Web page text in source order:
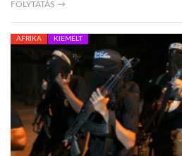
FOLYTATÁS →
AFRIKA KIEMELT